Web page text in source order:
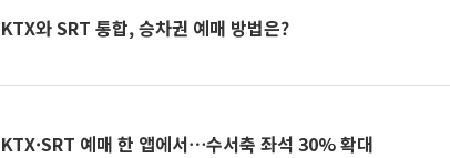
KTX와 SRT 통합, 승차권 예매 방법은?
KTX·SRT 예매 한 앱에서⋯수서축 좌석 30% 확대